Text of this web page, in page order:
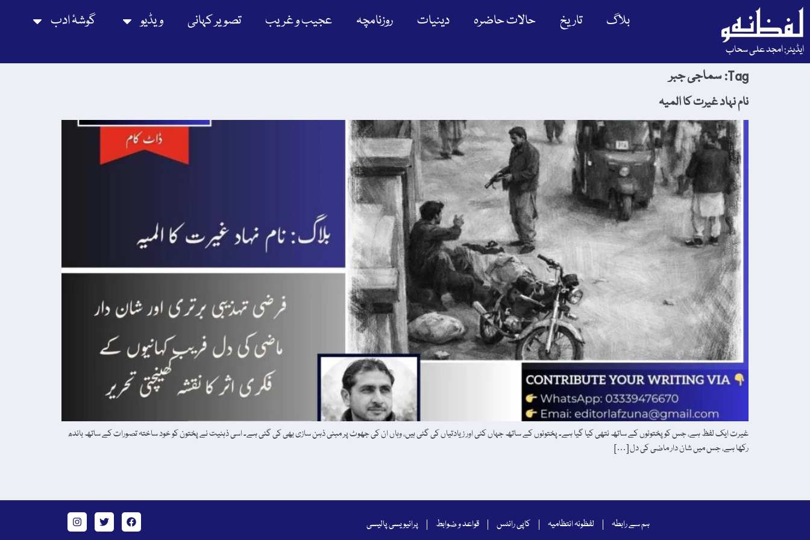
ایڈیٹر: امجد علی سحاب
بلاگ تاریخ حالات حاضرہ دینیات روزنامچہ عجیب و غریب تصویر کہانی ویڈیو گوشۂ ادب
Tag: سماجی جبر
نام نہاد غیرت کا المیہ
غیرت ایک لفظ ہے، جس کو پختونوں کے ساتھ نتھی کیا گیا ہے۔ پختونوں کے ساتھ جہاں کئی اور زیادتیاں کی گئی ہیں، وہاں ان کی جھوٹ پر مبنی ذہن سازی بھی کی گئی ہے۔ اسی ذہنیت نے پختون کو خود ساختہ تصورات کے ساتھ باندھ
رکھا ہے، جس میں شان دار ماضی کی دل […]
ہم سے رابطہ لفظونہ انتظامیہ کاپی رائٹس قواعد و ضوابط پرائیویسی پالیسی